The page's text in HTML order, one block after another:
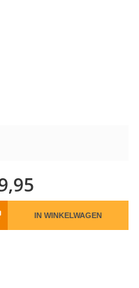
IN WINKELWAGEN